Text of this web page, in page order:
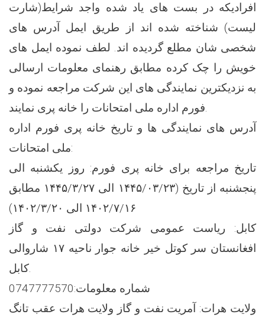
افرادیکه در بست های یاد شده واجد شرایط(شارت
لیست) شناخته شده اند از طریق ایمل آدرس های
شخصی شان مطلع گردیده اند. لطف نموده ایمل های
خویش را چک کرده مطابق رهنمای معلومات ارسالی
به نزدیکترین نمایندگی های این شرکت مراجعه نموده و
فورم اداره ملی امتحانات را خانه پری نمایند.
آدرس های نمایندگی ها و تاریخ خانه پری فورم اداره
ملی امتحانات:
تاریخ مراجعه برای خانه پری فورم: روز یکشنبه الی
پنجشنبه از تاریخ (۱۴۴۵/۰۳/۲۳ الی ۱۴۴۵/۳/۲۷ مطابق
۱۴۰۲/۷/۱۶ الی ۱۴۰۲/۳/۲۰)
کابل: ریاست عمومی شرکت دولتی نفت و گاز
افغانستان سر کوتل خیر خانه جوار ناحیه ۱۷ شاروالی
کابل.
شماره معلومات:0747777570
ولایت هرات: آمریت نفت و گاز ولایت هرات عقب تانگ